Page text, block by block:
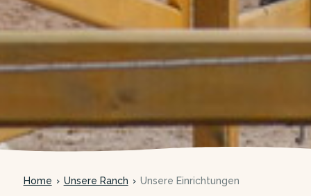
Home Unsere Ranch Unsere Einrichtungen